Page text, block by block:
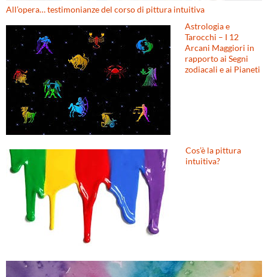
All’opera… testimonianze del corso di pittura intuitiva
Astrologia e
Tarocchi – I 12
Arcani Maggiori in
rapporto ai Segni
zodiacali e ai Pianeti
Cos’è la pittura
intuitiva?